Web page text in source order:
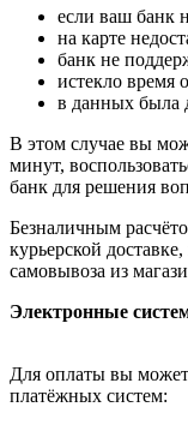
если ваш банк
на карте
банк не
истекло время
в данных была
В этом случае вы
минут,
банк для решения
Безналичным
курьерской
самовывоза из
Электронные
Для оплаты вы
платёжных систем: